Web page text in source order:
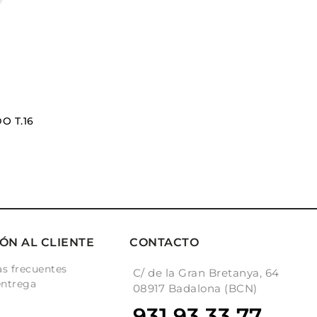
T.16
AL CLIENTE
frecuentes
CONTACTO
C/ de la Gran Bretanya, 64
08917 Badalona (BCN)